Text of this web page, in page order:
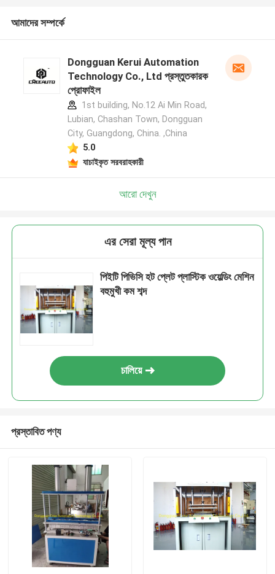
আমাদের সম্পর্কে
Dongguan Kerui Automation
Technology Co., Ltd প্রস্তুতকারক
প্রোফাইল
1st building, No.12 Ai Min Road,
Lubian, Chashan Town, Dongguan
City, Guangdong, China. ,China
5.0
যাচাইকৃত সরবরাহকারী
আরো দেখুন
এর সেরা মূল্য পান
পিইটি পিভিসি হট প্লেট প্লাস্টিক ওয়েল্ডিং মেশিন
বহুমুখী কম শব্দ
চালিয়ে
প্রস্তাবিত পণ্য